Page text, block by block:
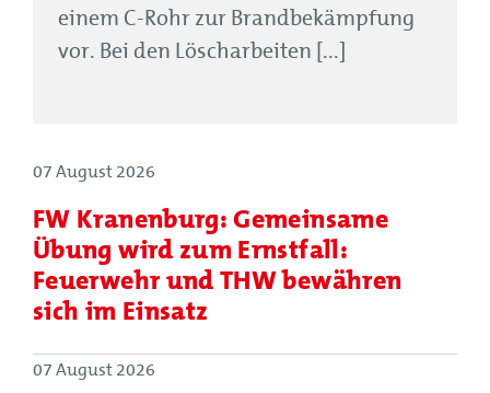
einem C-Rohr zur Brandbekämpfung
vor. Bei den Löscharbeiten [...]
07 August 2026
FW Kranenburg: Gemeinsame
Übung wird zum Ernstfall:
Feuerwehr und THW bewähren
sich im Einsatz
07 August 2026